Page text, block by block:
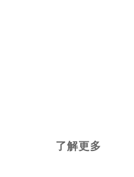
了解更多